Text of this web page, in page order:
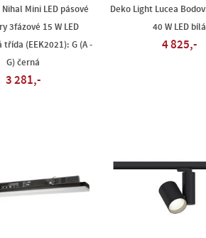
Mini LED pásové
3fázové 15 W LED
třída (EEK2021): G (A -
G) černá
3 281,-
Deko Light Lucea
40 W LED bílá
4 825,-